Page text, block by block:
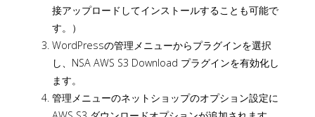
接アップロードしてインストールすることも可能で
す。）
WordPressの管理メニューからプラグインを選択
し、NSA AWS S3 Download プラグインを有効化し
ます。
管理メニューのネットショップのオプション設定に